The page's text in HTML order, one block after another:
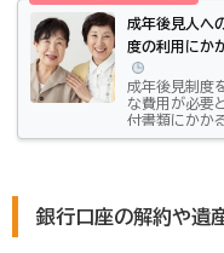
成年後見人へ
度の利用にか
成年後見制度
な費用が必要
付書類にかか
督人への報酬
おく必要があ
用するにあた
銀行口座の解約や遺